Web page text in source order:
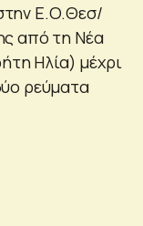
Ε.Ο.Θεσ/
από τη Νέα
Ηλία) μέχρι
ρεύματα